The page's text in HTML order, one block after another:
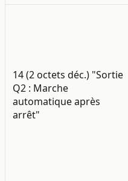
14 (2 octets déc.) "Sortie
Q2 : Marche
automatique après
arrêt"